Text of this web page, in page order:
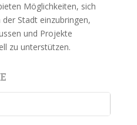
Möglichkeiten, sich
Stadt einzubringen,
und Projekte
zu unterstützen.